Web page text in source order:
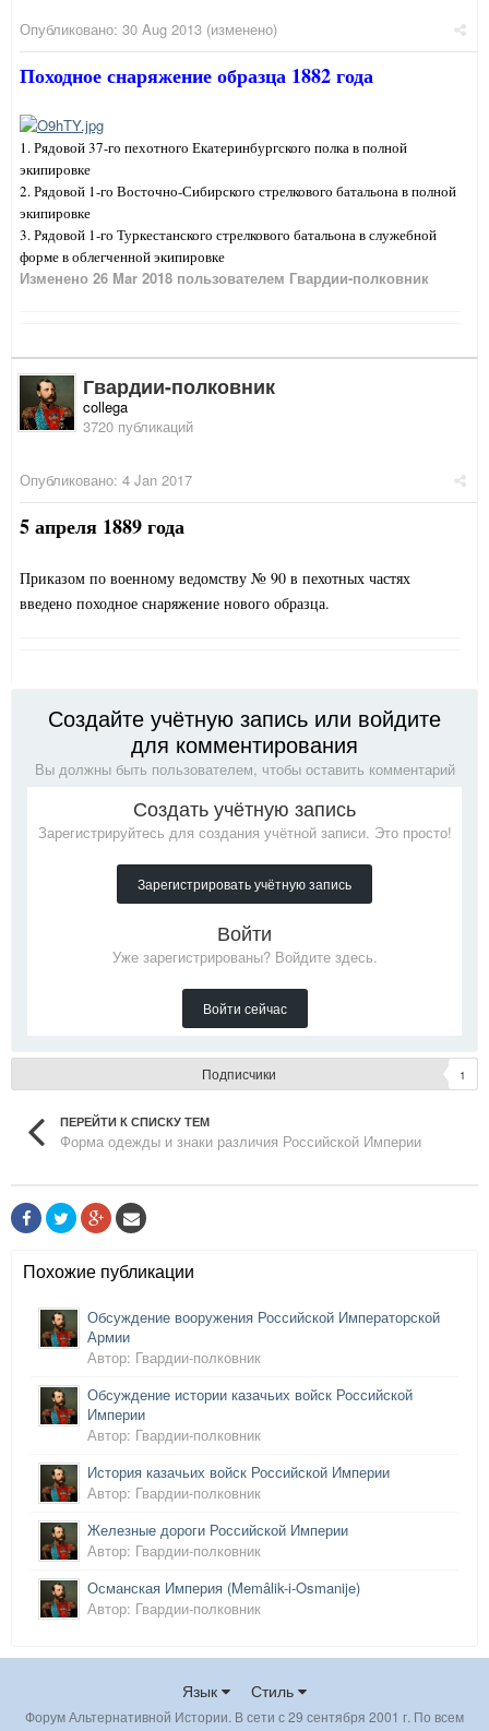
Опубликовано: 30 Aug 2013 (изменено)
Походное снаряжение образца 1882 года
1. Рядовой 37-го пехотного Екатеринбургского полка в полной
экипировке
2. Рядовой 1-го Восточно-Сибирского стрелкового батальона в полной
экипировке
3. Рядовой 1-го Туркестанского стрелкового батальона в служебной
форме в облегченной экипировке
Изменено 26 Mar 2018 пользователем Гвардии-полковник
Гвардии-полковник
collega
3720 публикаций
Опубликовано: 4 Jan 2017
5 апреля 1889 года
Приказом по военному ведомству № 90 в пехотных частях
введено походное снаряжение нового образца.
Создайте учётную запись или войдите
для комментирования
Вы должны быть пользователем, чтобы оставить комментарий
Создать учётную запись
Зарегистрируйтесь для создания учётной записи. Это просто!
Зарегистрировать учётную запись
Войти
Уже зарегистрированы? Войдите здесь.
Войти сейчас
Подписчики 1
ПЕРЕЙТИ К СПИСКУ ТЕМ
Форма одежды и знаки различия Российской Империи
Похожие публикации
Обсуждение вооружения Российской Императорской
Армии
Автор: Гвардии-полковник
Обсуждение истории казачьих войск Российской
Империи
Автор: Гвардии-полковник
История казачьих войск Российской Империи
Автор: Гвардии-полковник
Железные дороги Российской Империи
Автор: Гвардии-полковник
Османская Империя (Memâlik-i-Osmanije)
Автор: Гвардии-полковник
Язык Стиль
Форум Альтернативной Истории. В сети с 29 сентября 2001 г. По всем